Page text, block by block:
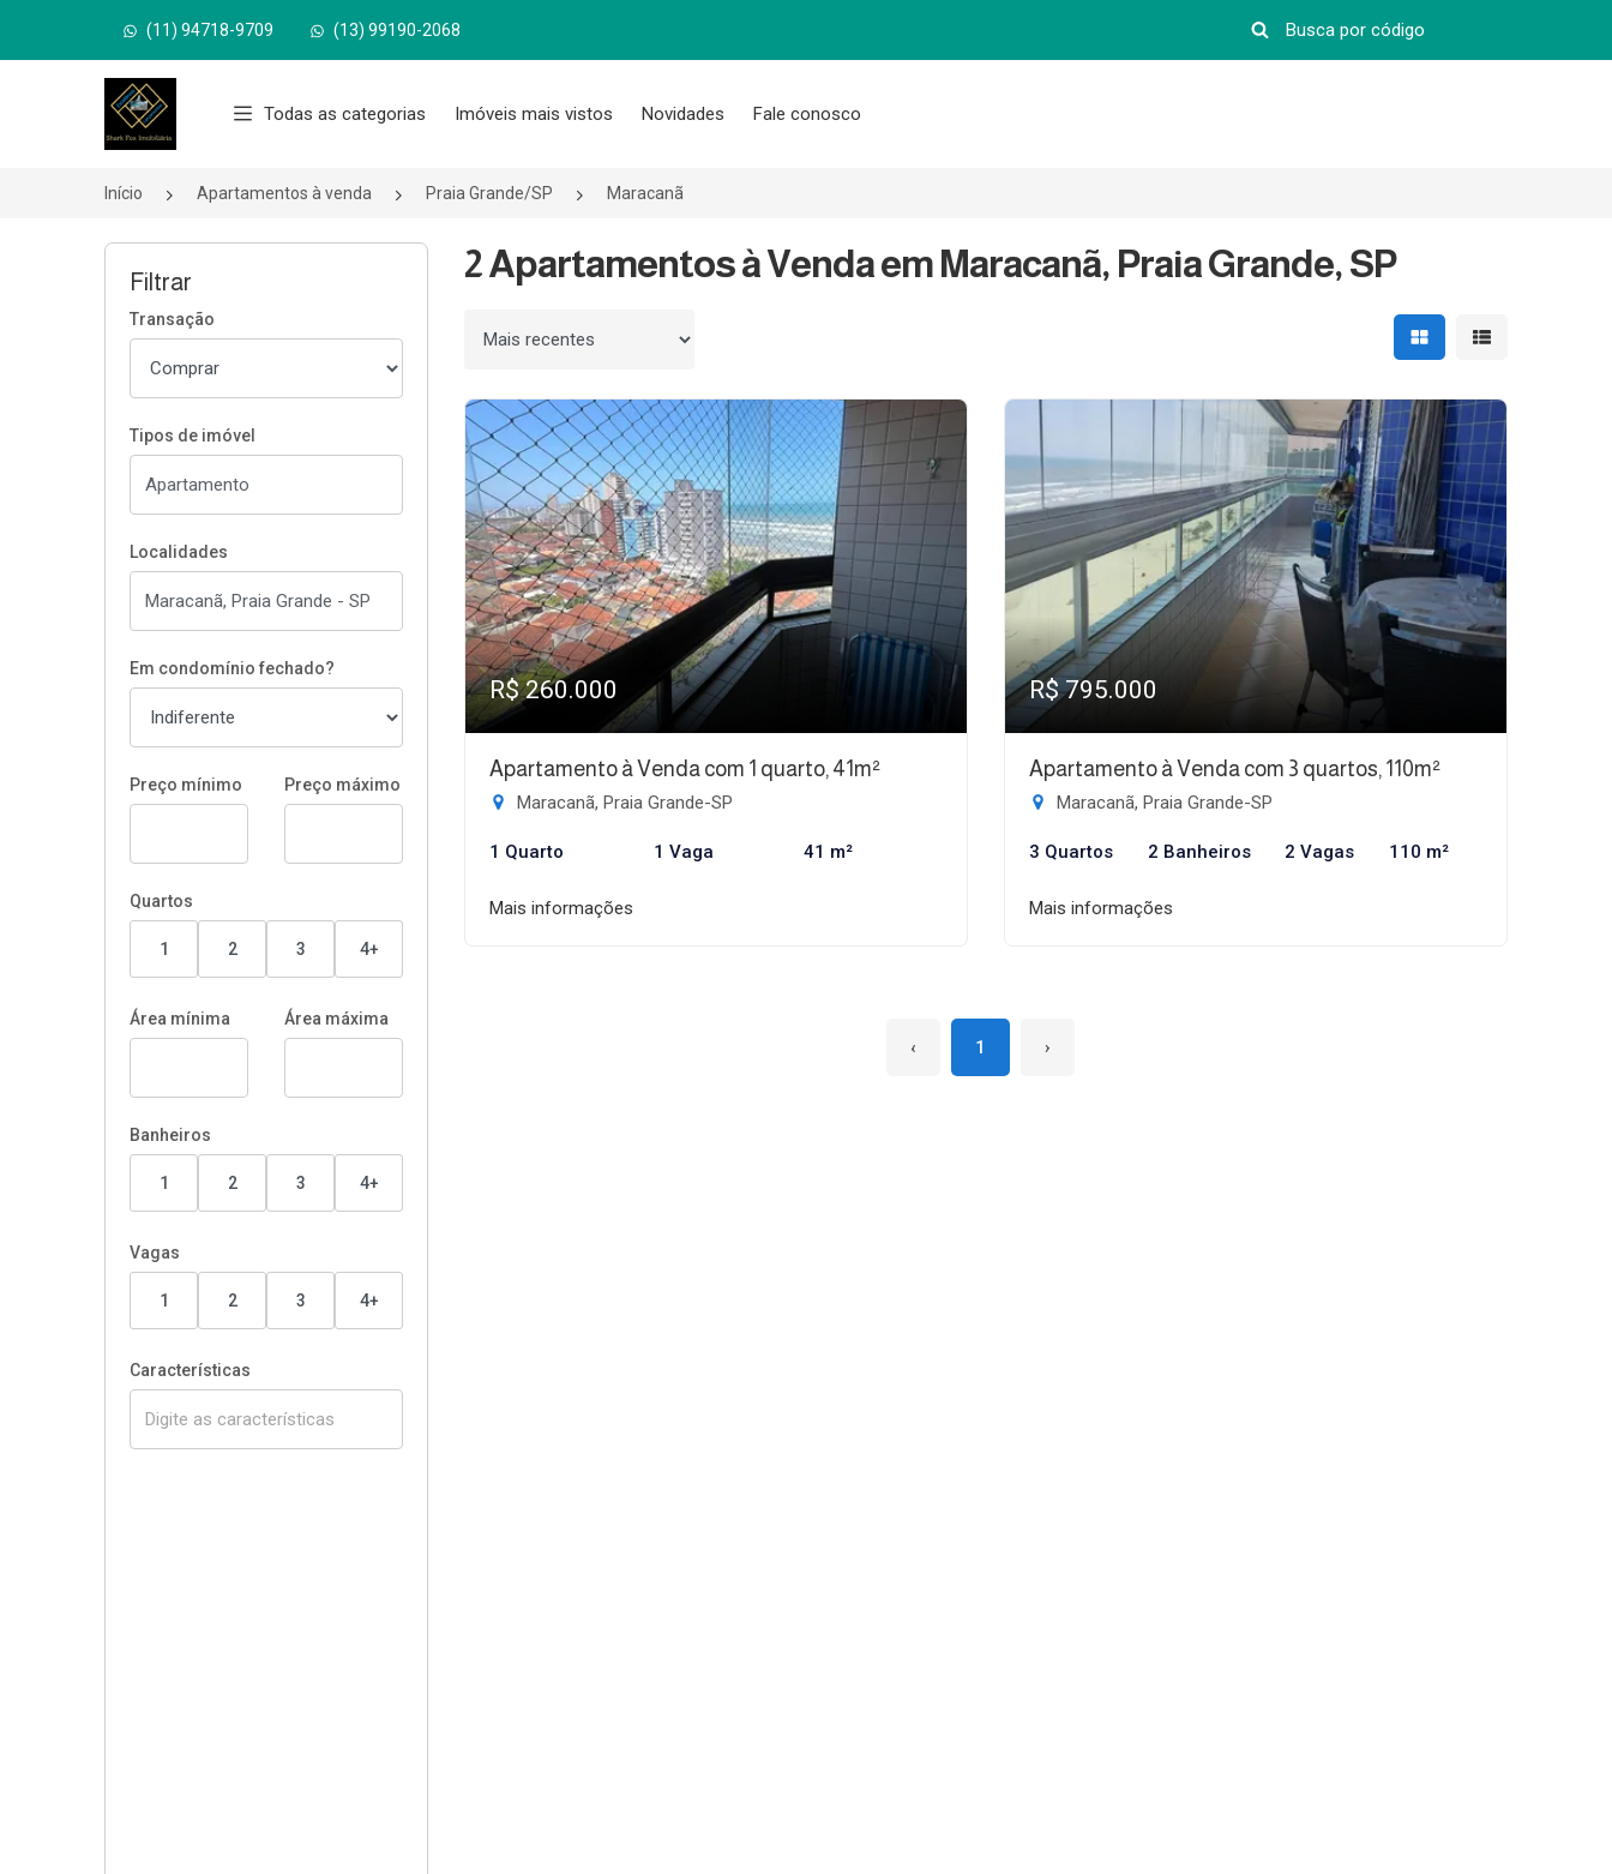
(11) 94718-9709 (13) 99190-2068
Página inicial
Todas as categorias Imóveis mais vistos Novidades Fale conosco
Início Apartamentos à venda Praia Grande/SP Maracanã
Filtrar
Transação
Tipos de imóvel
Localidades
Em condomínio fechado?
Preço mínimo Preço máximo
Quartos
1 2 3 4+
Área mínima Área máxima
Banheiros
1 2 3 4+
Vagas
1 2 3 4+
Características
2 Apartamentos à Venda em Maracanã, Praia Grande, SP
Ordenar por Mostrar resultados em
Mostrar
R$ 260.000
Apartamento à Venda com 1 quarto, 41m²
Maracanã, Praia Grande-SP
1 Quarto 1 Vaga 41 m²
Mais informações
R$ 795.000
Apartamento à Venda com 3 quartos, 110m²
Maracanã, Praia Grande-SP
3 Quartos 2 Banheiros 2 Vagas 110 m²
Mais informações
‹ 1 ›